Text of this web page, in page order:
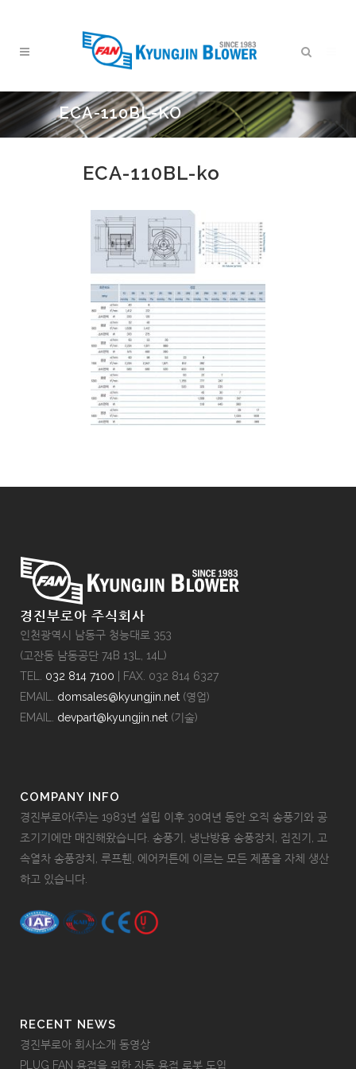
ECA-110BL-KO
ECA-110BL-ko
경진부로아 주식회사
인천광역시 남동구 청능대로 353
(고잔동 남동공단 74B 13L, 14L)
TEL. 032 814 7100 | FAX. 032 814 6327
EMAIL. domsales@kyungjin.net (영업)
EMAIL. devpart@kyungjin.net (기술)
COMPANY INFO
경진부로아(주)는 1983년 설립 이후 30여년 동안 오직 송풍기와 공
조기기에만 매진해왔습니다. 송풍기, 냉난방용 송풍장치, 집진기, 고
속열차 송풍장치, 루프휀, 에어커튼에 이르는 모든 제품을 자체 생산
하고 있습니다.
RECENT NEWS
경진부로아 회사소개 동영상
PLUG FAN 용접을 위한 자동 용접 로봇 도입